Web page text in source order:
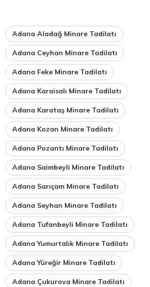
Adana Aladağ Minare Tadilatı
Adana Ceyhan Minare Tadilatı
Adana Feke Minare Tadilatı
Adana Karaisalı Minare Tadilatı
Adana Karataş Minare Tadilatı
Adana Kozan Minare Tadilatı
Adana Pozantı Minare Tadilatı
Adana Saimbeyli Minare Tadilatı
Adana Sarıçam Minare Tadilatı
Adana Seyhan Minare Tadilatı
Adana Tufanbeyli Minare Tadilatı
Adana Yumurtalık Minare Tadilatı
Adana Yüreğir Minare Tadilatı
Adana Çukurova Minare Tadilatı